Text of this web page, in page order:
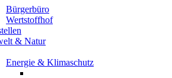
Bürgerbüro
Wertstoffhof
& Natur
Energie & Klimaschutz